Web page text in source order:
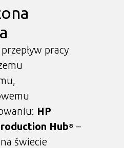
pracy
HP
Hub⁸ –
świecie